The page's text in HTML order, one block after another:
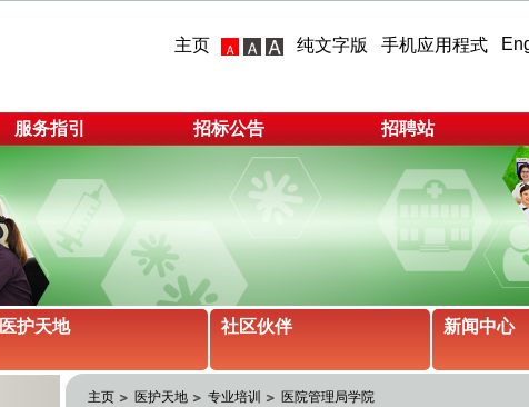
主页 纯文字版 手机应用程式
服务指引 招标公告 招聘站
医护天地 社区伙伴 新闻中心
主页 医护天地 专业培训 医院管理局学院